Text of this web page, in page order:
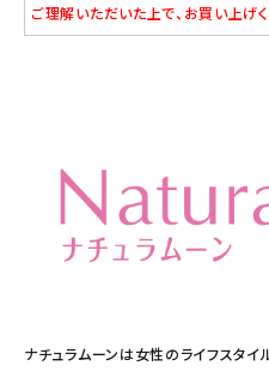
ご理解いただいた上で、お買い上げく
ナチュラムーンは女性のライフスタ